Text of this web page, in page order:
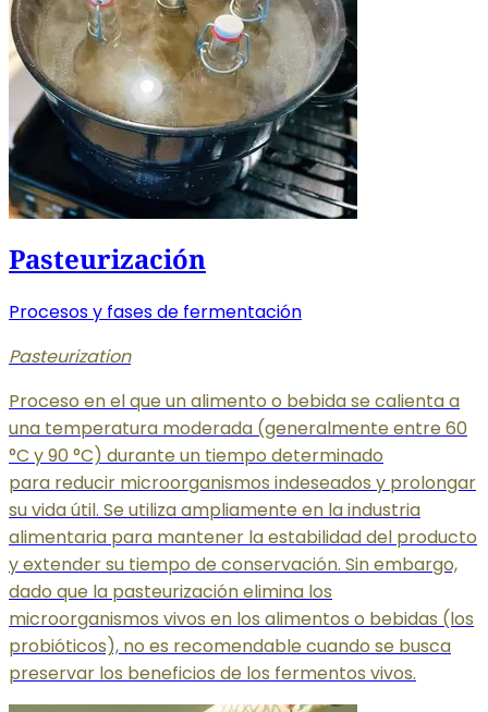
Pasteurización
Procesos y fases de fermentación
Pasteurization
Proceso en el que un alimento o bebida se calienta a
una temperatura moderada (generalmente entre 60
°C y 90 °C) durante un tiempo determinado
para reducir microorganismos indeseados y prolongar
su vida útil. Se utiliza ampliamente en la industria
alimentaria para mantener la estabilidad del producto
y extender su tiempo de conservación. Sin embargo,
dado que la pasteurización elimina los
microorganismos vivos en los alimentos o bebidas (los
probióticos), no es recomendable cuando se busca
preservar los beneficios de los fermentos vivos.